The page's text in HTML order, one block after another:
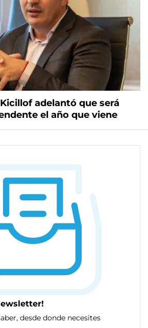
adelantó que será
el año que viene
desde donde necesites